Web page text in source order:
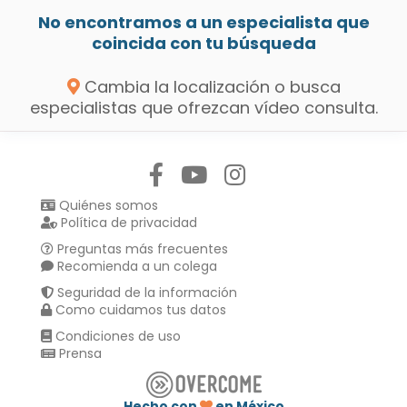
No encontramos a un especialista que
coincida con tu búsqueda
Cambia la localización o busca
especialistas que ofrezcan vídeo consulta.
Quiénes somos
Política de privacidad
Preguntas más frecuentes
Recomienda a un colega
Seguridad de la información
Como cuidamos tus datos
Condiciones de uso
Prensa